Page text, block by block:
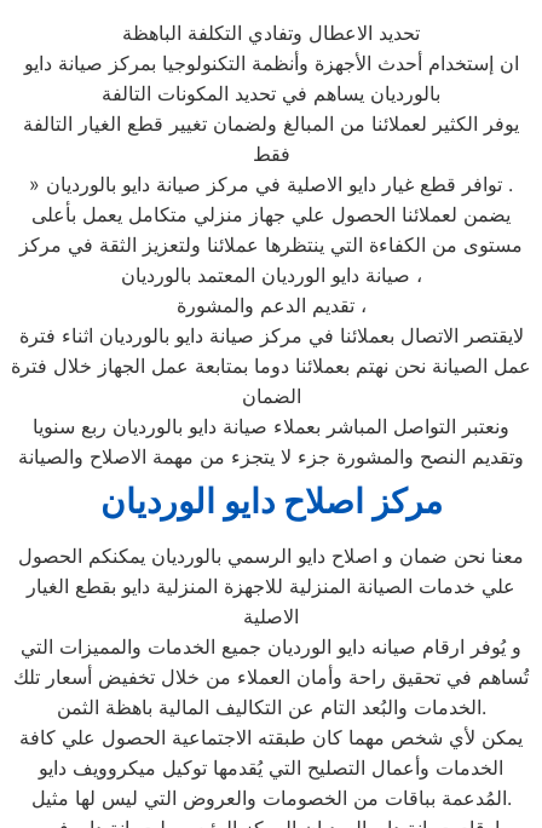
تحديد الاعطال وتفادي التكلفة الباهظة
ان إستخدام أحدث الأجهزة وأنظمة التكنولوجيا بمركز صيانة دايو
بالورديان يساهم في تحديد المكونات التالفة
يوفر الكثير لعملائنا من المبالغ ولضمان تغيير قطع الغيار التالفة
فقط
» توافر قطع غيار دايو الاصلية في مركز صيانة دايو بالورديان .
يضمن لعملائنا الحصول علي جهاز منزلي متكامل يعمل بأعلى
مستوى من الكفاءة التي ينتظرها عملائنا ولتعزيز الثقة في مركز
صيانة دايو الورديان المعتمد بالورديان ،
تقديم الدعم والمشورة ،
لايقتصر الاتصال بعملائنا في مركز صيانة دايو بالورديان اثناء فترة
عمل الصيانة نحن نهتم بعملائنا دوما بمتابعة عمل الجهاز خلال فترة
الضمان
ونعتبر التواصل المباشر بعملاء صيانة دايو بالورديان ربع سنويا
وتقديم النصح والمشورة جزء لا يتجزء من مهمة الاصلاح والصيانة
مركز اصلاح دايو الورديان
معنا نحن ضمان و اصلاح دايو الرسمي بالورديان يمكنكم الحصول
علي خدمات الصيانة المنزلية للاجهزة المنزلية دايو بقطع الغيار
الاصلية
و يُوفر ارقام صيانه دايو الورديان جميع الخدمات والمميزات التي
تُساهم في تحقيق راحة وأمان العملاء من خلال تخفيض أسعار تلك
الخدمات والبُعد التام عن التكاليف المالية باهظة الثمن.
يمكن لأي شخص مهما كان طبقته الاجتماعية الحصول علي كافة
الخدمات وأعمال التصليح التي يُقدمها توكيل ميكروويف دايو
المُدعمة بباقات من الخصومات والعروض التي ليس لها مثيل.